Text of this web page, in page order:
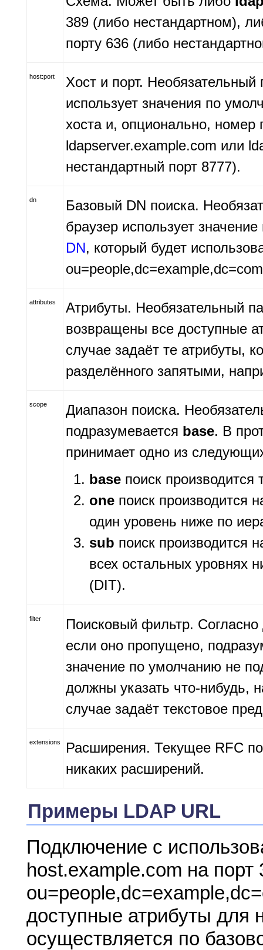
389 (либо нестандартном),
порту 636 (либо
host:port
Хост и порт.
использует значения по
хоста и, опционально, номер
ldapserver.example.com или
нестандартный порт 8777).
dn
Базовый DN поиска.
браузер использует
DN, который будет
attributes
Атрибуты. Необязательный
возвращены все доступные
случае задаёт те атрибуты,
разделённого запятыми,
scope
Диапазон поиска.
подразумевается base. В
принимает одно из
base поиск
one поиск производится
один уровень ниже по
sub поиск производится
всех остальных уровнях
(DIT).
filter
Поисковый фильтр.
если оно пропущено,
значение по умолчанию не
должны указать что-нибудь,
случае задаёт текстовое
extensions
Расширения. Текущее RFC
никаких расширений.
Примеры LDAP URL
Подключение с
host.example.com на
доступные атрибуты для
осуществляется по